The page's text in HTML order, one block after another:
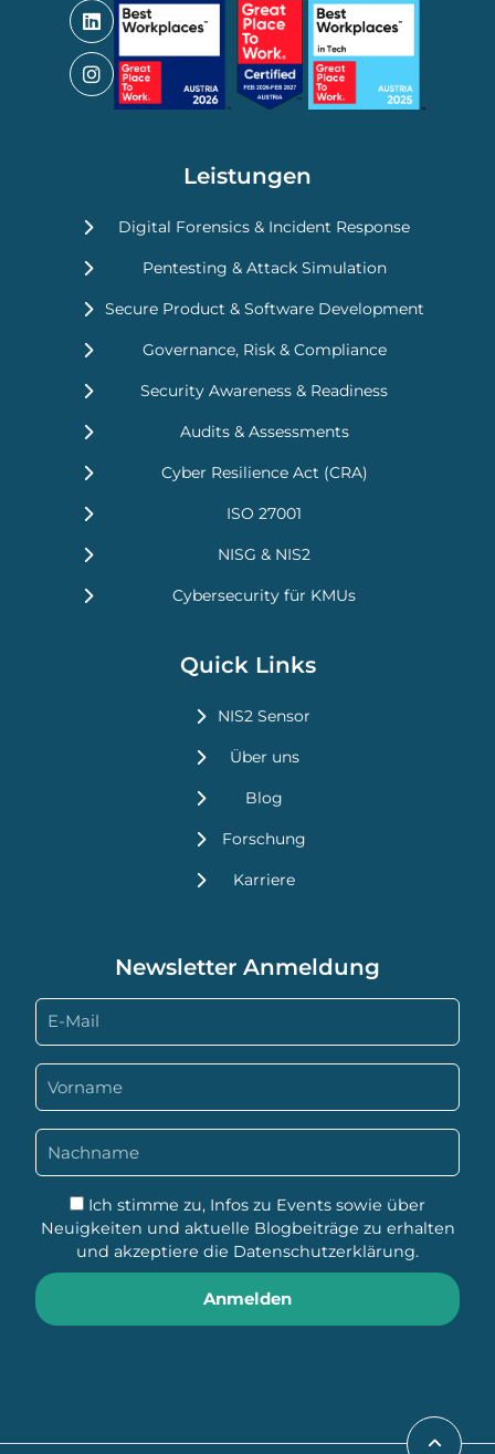
Leistungen
Digital Forensics & Incident Response
Pentesting & Attack Simulation
Secure Product & Software Development
Governance, Risk & Compliance
Security Awareness & Readiness
Audits & Assessments
Cyber Resilience Act (CRA)
ISO 27001
NISG & NIS2
Cybersecurity für KMUs
Quick Links
NIS2 Sensor
Über uns
Blog
Forschung
Karriere
Newsletter Anmeldung
Ich stimme zu, Infos zu Events sowie über
Neuigkeiten und aktuelle Blogbeiträge zu erhalten
und akzeptiere die Datenschutzerklärung.
Anmelden